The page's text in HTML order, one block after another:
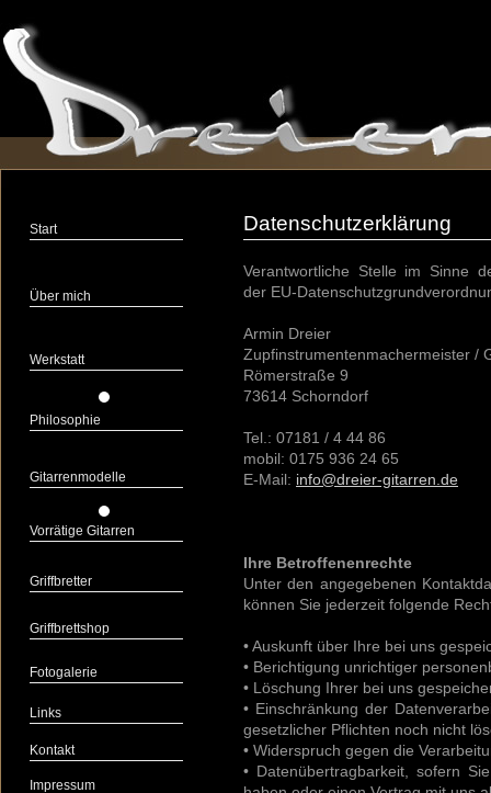
Start
Über mich
Werkstatt
Philosophie
Gitarrenmodelle
Vorrätige Gitarren
Griffbretter
Griffbrettshop
Fotogalerie
Links
Kontakt
Impressum
Datenschutzerklärung
Verantwortliche Stelle im Sinne
der EU-
Armin Dreier
Zupfinstrumentenmachermeister /
Römerstraße 9
73614 Schorndorf
Tel.: 07181 / 4 44 86
mobil: 0175 936 24 65
E-Mail: info@dreier-gitarren.de
Ihre Betroffenenrechte
Unter den angegebenen
können Sie jederzeit folgende
• Auskunft über Ihre bei uns
• Berichtigung unrichtiger
• Löschung Ihrer bei uns
• Einschränkung der
gesetzlicher Pflichten noch nicht
• Widerspruch gegen die
• Datenübertragbarkeit, sofern